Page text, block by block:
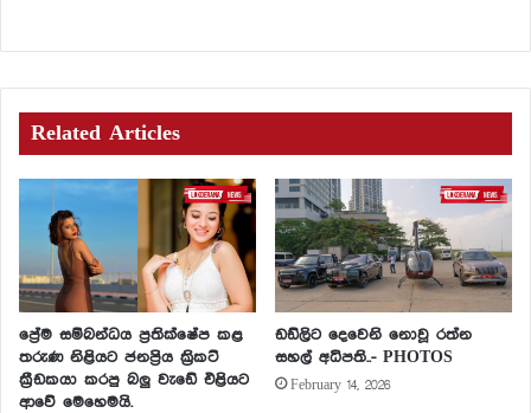
Related Articles
ප්‍රේම සම්බන්ධය ප්‍රතික්ෂේප කළ
තරුණ නිළියට ජනප්‍රිය ක්‍රිකට්
ක්‍රීඩකයා කරපු බලු වැඩේ එළියට
ආවේ මෙහෙමයි.
ඩඩ්ලිට දෙවෙනි නොවූ රත්න
සහල් අධිපති..- PHOTOS
February 14, 2026